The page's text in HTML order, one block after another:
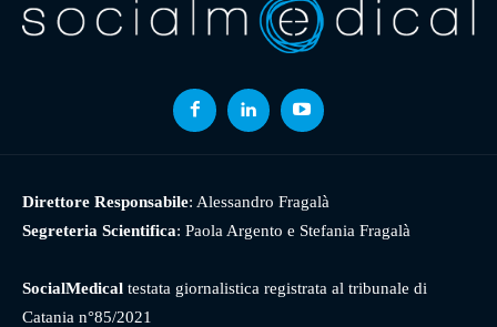
Direttore Responsabile: Alessandro Fragalà
Segreteria Scientifica: Paola Argento e Stefania Fragalà
SocialMedical testata giornalistica registrata al tribunale di
Catania n°85/2021